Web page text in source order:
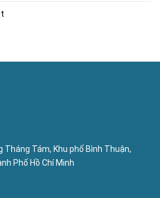
Tháng Tám, Khu phố Bình Thuận,
Phố Hồ Chí Minh